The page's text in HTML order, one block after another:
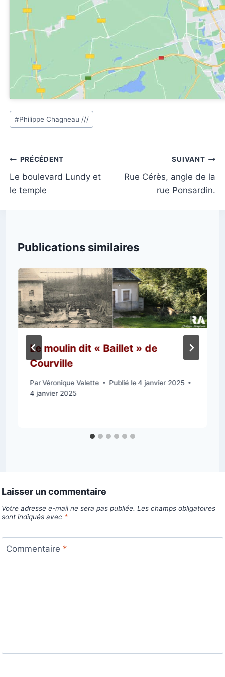
Étiquettes
de
publication :
#Philippe Chagneau ///
Navigation
de
l’article
PRÉCÉDENT
Le boulevard Lundy et
le temple
SUIVANT
Rue Cérès, angle de la
rue Ponsardin.
Publications similaires
Le moulin dit « Baillet » de
Courville
ParVéronique Valette Publié le 4 janvier 2025
4 janvier 2025
Laisser un commentaire
Votre adresse e-mail ne sera pas publiée. Les champs obligatoires
sont indiqués avec *
Commentaire *